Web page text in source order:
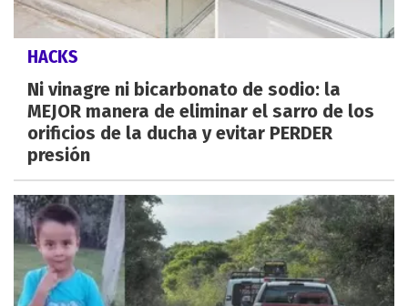
HACKS
Ni vinagre ni bicarbonato de sodio: la
MEJOR manera de eliminar el sarro de los
orificios de la ducha y evitar PERDER
presión